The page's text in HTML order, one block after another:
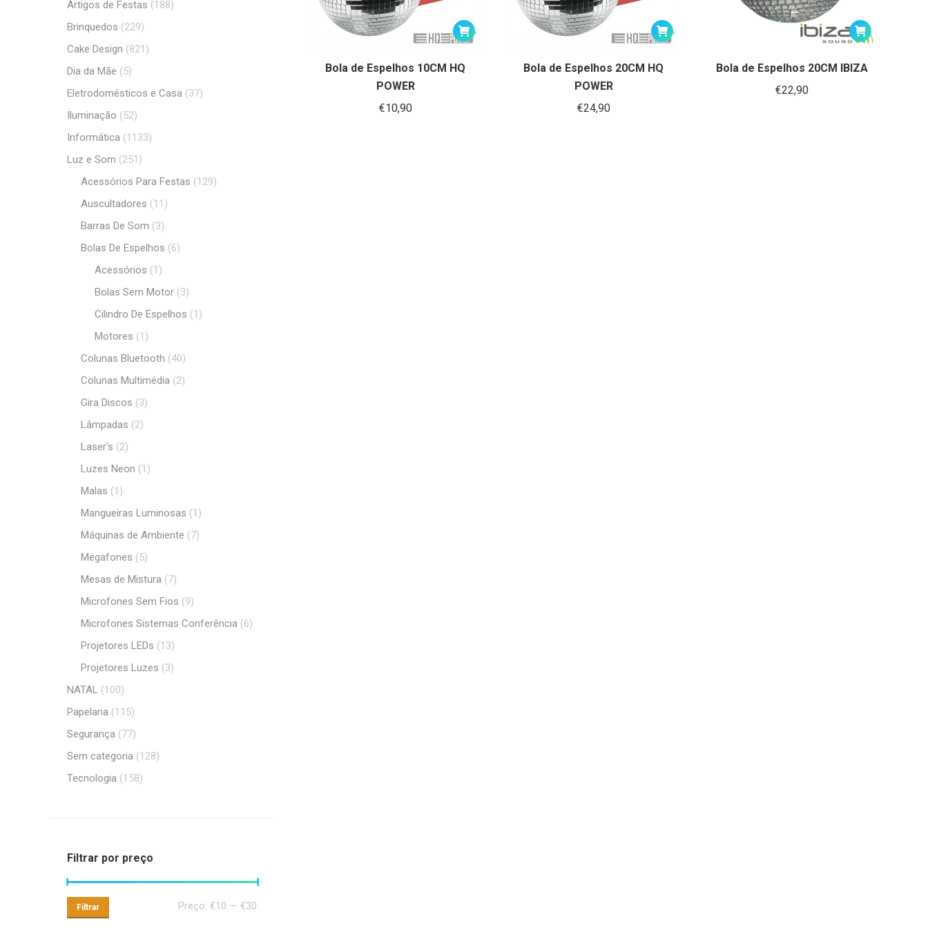
Bola de Espelhos 10CM HQ
POWER
€10,90
Bola de Espelhos 20CM HQ
POWER
€24,90
Bola de Espelhos 20CM IBIZA
€22,90
Artigos de Festas (188)
Brinquedos (229)
Cake Design (821)
Dia da Mãe (5)
Eletrodomésticos e Casa (37)
Iluminação (52)
Informática (1133)
Luz e Som (251)
Acessórios Para Festas (129)
Auscultadores (11)
Barras De Som (3)
Bolas De Espelhos (6)
Acessórios (1)
Bolas Sem Motor (3)
Cilindro De Espelhos (1)
Motores (1)
Colunas Bluetooth (40)
Colunas Multimédia (2)
Gira Discos (3)
Lâmpadas (2)
Laser's (2)
Luzes Neon (1)
Malas (1)
Mangueiras Luminosas (1)
Máquinas de Ambiente (7)
Megafones (5)
Mesas de Mistura (7)
Microfones Sem Fios (9)
Microfones Sistemas Conferência (6)
Projetores LEDs (13)
Projetores Luzes (3)
NATAL (100)
Papelaria (115)
Segurança (77)
Sem categoria (128)
Tecnologia (158)
Filtrar por preço
Filtrar Preço: €10 — €30